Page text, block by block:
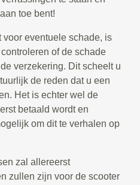
toe bent!
voor eventuele schade, is
of de schade
verzekering. Dit scheelt u
de reden dat u een
Het is echter wel de
betaald wordt en
om dit te verhalen op
zal allereerst
zullen zijn voor de scooter